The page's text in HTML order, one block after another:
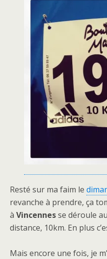
Resté sur ma faim le
revanche à prendre, ça
à Vincennesse déroule
distance, 10km. En plus
Mais encore une fois, je